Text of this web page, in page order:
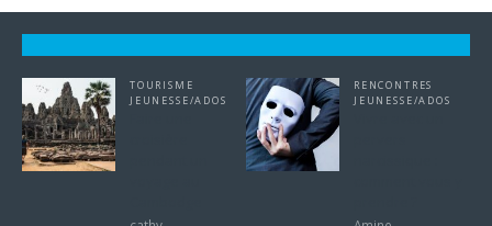
TOURISME
JEUNESSE/ADOS
RENCONTRES
JEUNESSE/ADOS